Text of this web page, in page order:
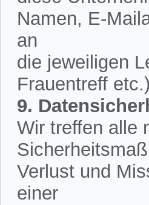
Namen, E-
an
die jeweiligen
Frauentreff
9.
Wir treffen alle
Verlust und
einer